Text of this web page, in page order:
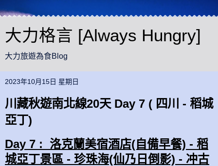
大力格言 [Always Hungry]
大力旅遊為食Blog
2023年10月15日 星期日
川藏秋遊南北線20天 Day 7 ( 四川 - 稻城
亞丁)
Day 7 : 洛克蘭美宿酒店(自備早餐) - 稻
城亞丁景區 - 珍珠海(仙乃日倒影) - 冲古